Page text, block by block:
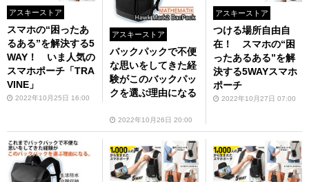
アスキーストア
スマホの“困ったあ
るある”を解決する5
WAY！ いま人気の
スマホポーチ「TRA
VINE」
2022年10月25日 16:00
アスキーストア
バックパックで不便
な思いをしてきた経
験がこのバックパッ
クを選ぶ理由になる
2022年10月26日 20:00
アスキーストア
つける場所自由自
在！ スマホの“困
ったあるある”を解
決する5WAYスマホ
ポーチ
2022年10月27日 07:00